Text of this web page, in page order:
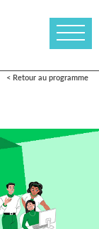
< Retour au programme